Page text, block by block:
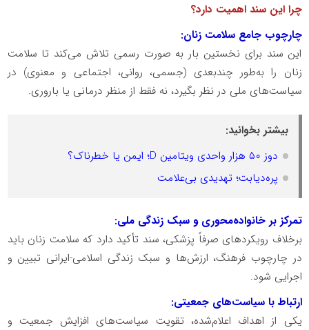
چرا این سند اهمیت دارد؟
چارچوب جامع سلامت زنان:
این سند برای نخستین بار به صورت رسمی تلاش می‌کند تا سلامت
زنان را به‌طور چندبعدی (جسمی، روانی، اجتماعی و معنوی) در
سیاست‌های ملی در نظر بگیرد، نه فقط از منظر درمانی یا باروری.
بیشتر بخوانید:
دوز ۵۰ هزار واحدی ویتامین D؛ ایمن یا خطرناک؟
پره‌دیابت؛ تهدیدی بی‌علامت
تمرکز بر خانواده‌محوری و سبک زندگی ملی:
برخلاف رویکردهای صرفاً پزشکی، سند تأکید دارد که سلامت زنان باید
در چارچوب فرهنگ، ارزش‌ها و سبک زندگی اسلامی-ایرانی تبیین و
اجرایی شود.
ارتباط با سیاست‌های جمعیتی:
یکی از اهداف اعلام‌شده، تقویت سیاست‌های افزایش جمعیت و